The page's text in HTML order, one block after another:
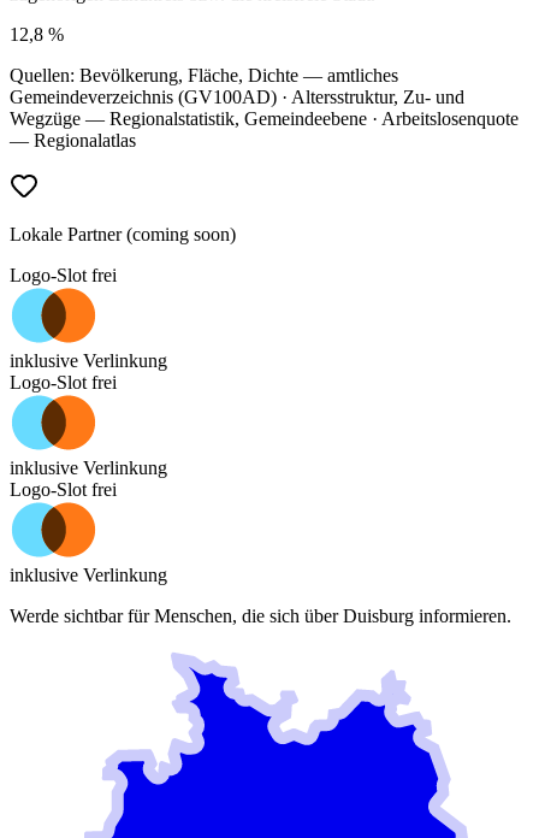
12,8 %
Quellen: Bevölkerung, Fläche, Dichte — amtliches
Gemeindeverzeichnis (GV100AD) · Altersstruktur, Zu- und
Wegzüge — Regionalstatistik, Gemeindeebene · Arbeitslosenquote
— Regionalatlas
Lokale Partner (coming soon)
Logo-Slot frei
inklusive Verlinkung
Logo-Slot frei
inklusive Verlinkung
Logo-Slot frei
inklusive Verlinkung
Werde sichtbar für Menschen, die sich überDuisburg informieren.